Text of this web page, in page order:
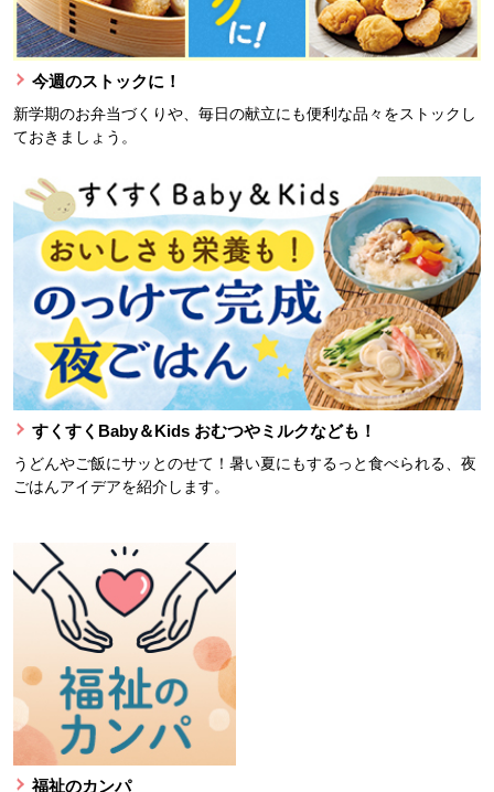
今週のストックに！
新学期のお弁当づくりや、毎日の献立にも便利な品々をストックし
ておきましょう。
すくすくBaby＆Kids おむつやミルクなども！
うどんやご飯にサッとのせて！暑い夏にもするっと食べられる、夜
ごはんアイデアを紹介します。
福祉のカンパ